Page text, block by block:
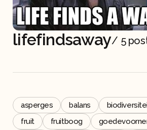
lifefindsaway/ 5
asperges balans
fruit
fruitboog